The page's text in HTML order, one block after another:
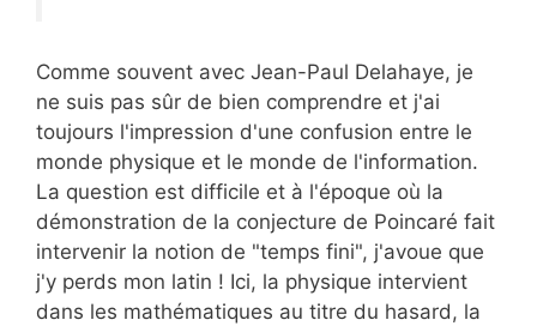
Comme souvent avec Jean-Paul Delahaye, je
ne suis pas sûr de bien comprendre et j'ai
toujours l'impression d'une confusion entre le
monde physique et le monde de l'information.
La question est difficile et à l'époque où la
démonstration de la conjecture de Poincaré fait
intervenir la notion de "temps fini", j'avoue que
j'y perds mon latin ! Ici, la physique intervient
dans les mathématiques au titre du hasard, la